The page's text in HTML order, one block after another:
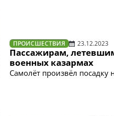
ПРОИСШЕСТВИЯ 23.12.2023
Пассажирам,
военных казармах
Самолёт произвёл посадку